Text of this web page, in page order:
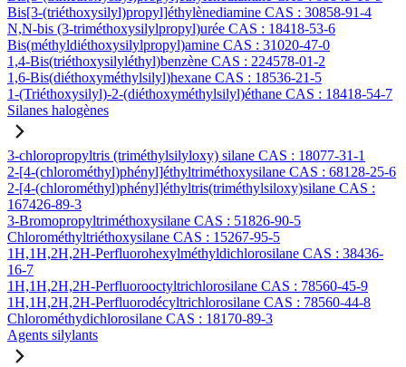
Bis[3-(triéthoxysilyl)propyl]éthylènediamine CAS : 30858-91-4
N,N-bis (3-triméthoxysilylpropyl)urée CAS : 18418-53-6
Bis(méthyldiéthoxysilylpropyl)amine CAS : 31020-47-0
1,4-Bis(triéthoxysilyléthyl)benzène CAS : 224578-01-2
1,6-Bis(diéthoxyméthylsilyl)hexane CAS : 18536-21-5
1-(Triéthoxysilyl)-2-(diéthoxyméthylsilyl)éthane CAS : 18418-54-7
Silanes halogènes
3-chloropropyltris (triméthylsilyloxy) silane CAS : 18077-31-1
2-[4-(chlorométhyl)phényl]éthyltriméthoxysilane CAS : 68128-25-6
2-[4-(chlorométhyl)phényl]éthyltris(triméthylsiloxy)silane CAS :
167426-89-3
3-Bromopropyltriméthoxysilane CAS : 51826-90-5
Chlorométhyltriéthoxysilane CAS : 15267-95-5
1H,1H,2H,2H-Perfluorohexylméthyldichlorosilane CAS : 38436-
16-7
1H,1H,2H,2H-Perfluorooctyltrichlorosilane CAS : 78560-45-9
1H,1H,2H,2H-Perfluorodécyltrichlorosilane CAS : 78560-44-8
Chlorométhydichlorosilane CAS : 18170-89-3
Agents silylants